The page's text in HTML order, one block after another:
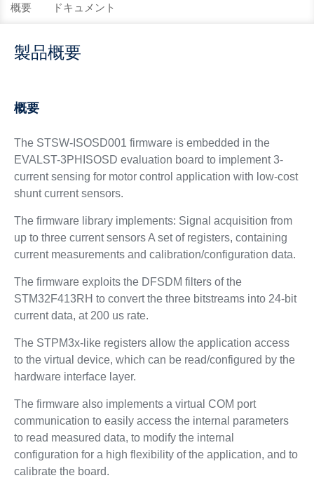
概要 ドキュメント
製品概要
概要
The STSW-ISOSD001 firmware is embedded in the
EVALST-3PHISOSD evaluation board to implement 3-
current sensing for motor control application with low-cost
shunt current sensors.
The firmware library implements: Signal acquisition from
up to three current sensorsA set of registers, containing
current measurements and calibration/configuration data.
The firmware exploits the DFSDM filters of the
STM32F413RH to convert the three bitstreams into 24-bit
current data, at 200 us rate.
The STPM3x-like registers allow the application access
to the virtual device, which can be read/configured by the
hardware interface layer.
The firmware also implements a virtual COM port
communication to easily access the internal parameters
to read measured data, to modify the internal
configuration for a high flexibility of the application, and to
calibrate the board.